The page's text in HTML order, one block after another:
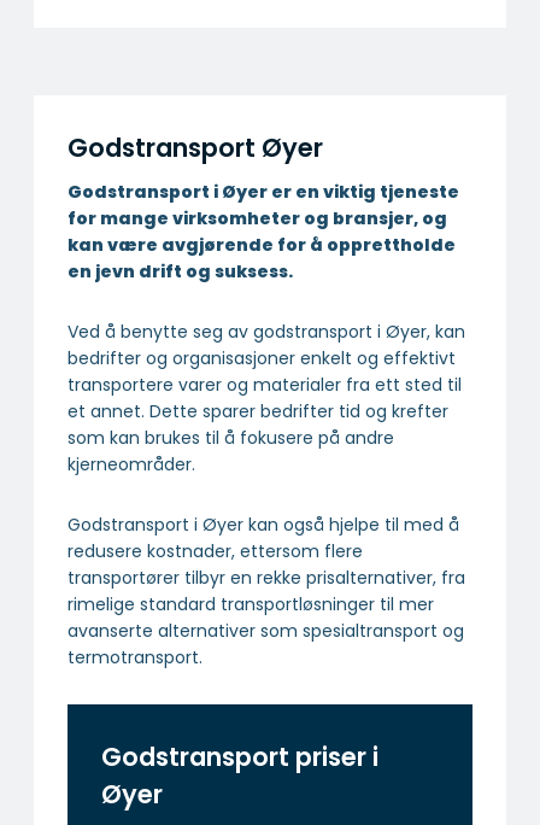
Godstransport Øyer
Godstransport i Øyer er en viktig tjeneste
for mange virksomheter og bransjer, og
kan være avgjørende for å opprettholde
en jevn drift og suksess.
Ved å benytte seg av godstransport i Øyer, kan
bedrifter og organisasjoner enkelt og effektivt
transportere varer og materialer fra ett sted til
et annet. Dette sparer bedrifter tid og krefter
som kan brukes til å fokusere på andre
kjerneområder.
Godstransport i Øyer kan også hjelpe til med å
redusere kostnader, ettersom flere
transportører tilbyr en rekke prisalternativer, fra
rimelige standard transportløsninger til mer
avanserte alternativer som spesialtransport og
termotransport.
Godstransport priser i
Øyer